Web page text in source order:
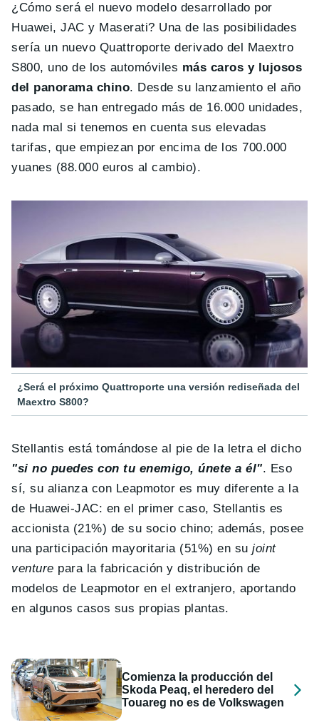
¿Cómo será el nuevo modelo desarrollado por
Huawei, JAC y Maserati? Una de las posibilidades
sería un nuevo Quattroporte derivado del Maextro
S800, uno de los automóviles más caros y lujosos
del panorama chino. Desde su lanzamiento el año
pasado, se han entregado más de 16.000 unidades,
nada mal si tenemos en cuenta sus elevadas
tarifas, que empiezan por encima de los 700.000
yuanes (88.000 euros al cambio).
¿Será el próximo Quattroporte una versión rediseñada del
Maextro S800?
Stellantis está tomándose al pie de la letra el dicho
"si no puedes con tu enemigo, únete a él". Eso
sí, su alianza con Leapmotor es muy diferente a la
de Huawei-JAC: en el primer caso, Stellantis es
accionista (21%) de su socio chino; además, posee
una participación mayoritaria (51%) en sujoint
venture para la fabricación y distribución de
modelos de Leapmotor en el extranjero, aportando
en algunos casos sus propias plantas.
Comienza la producción del
Skoda Peaq, el heredero del
Touareg no es de Volkswagen